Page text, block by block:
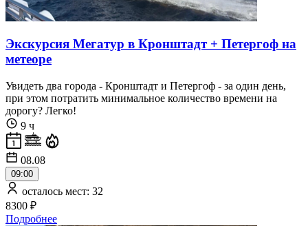
Экскурсия Мегатур в Кронштадт + Петергоф на
метеоре
Увидеть два города - Кронштадт и Петергоф - за один день,
при этом потратить минимальное количество времени на
дорогу? Легко!
9 ч
08.08
09:00
осталось мест: 32
8300 ₽
Подробнее